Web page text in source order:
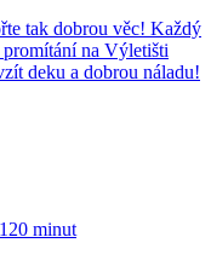
tak dobrou věc! Každý
na Výletišti
deku a dobrou náladu!
minut